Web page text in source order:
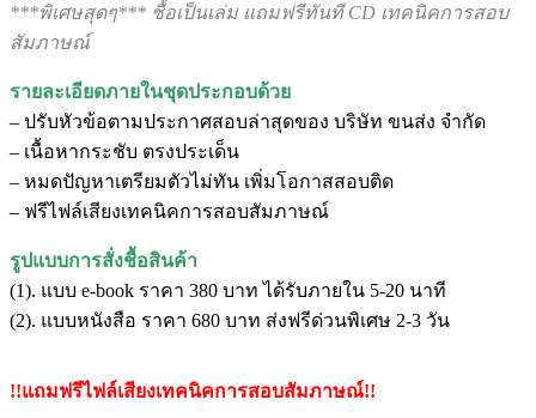
***พิเศษสุดๆ*** ชื้อเป็นเล่ม แถมฟรีทันที CD เทคนิคการสอบ
สัมภาษณ์
รายละเอียดภายในชุดประกอบด้วย
– ปรับหัวข้อตามประกาศสอบล่าสุดของ บริษัท ขนส่ง จำกัด
– เนื้อหากระชับ ตรงประเด็น
– หมดปัญหาเตรียมตัวไม่ทัน เพิ่มโอกาสสอบติด
– ฟรีไฟล์เสียงเทคนิคการสอบสัมภาษณ์
รูปแบบการสั่งชื้อสินค้า
(1). แบบ e-book ราคา 380 บาท ได้รับภายใน 5-20 นาที
(2). แบบหนังสือ ราคา 680 บาท ส่งฟรีด่วนพิเศษ 2-3 วัน
!!แถมฟรีไฟล์เสียงเทคนิคการสอบสัมภาษณ์!!